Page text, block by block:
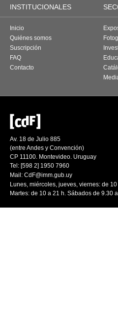
INSTITUCIONALES
Inicio
Quiénes somos
Suscripción
FAQ
Contacto
Av. 18 de Julio 885
(entre Andes y Convención)
CP 11100. Montevideo. Uruguay
Tel: [598 2] 1950 7960
Mail: CdF@imm.gub.uy
Lunes, miércoles, jueves, viernes: de
Martes: de 10 a 21 h. Sábados de 9.30